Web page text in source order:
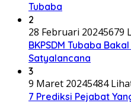
Tubaba
2
28 Februari 20245679
BKPSDM Tubaba
Satyalancana
3
9 Maret 20245484
7 Prediksi Pejabat